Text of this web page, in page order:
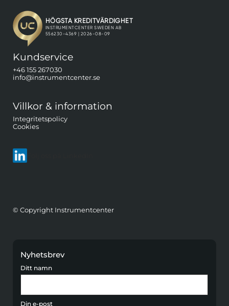
Kundservice
+46 155 267030
info@instrumentcenter.se
Villkor & information
Integritetspolicy
Cookies
© Copyright Instrumentcenter
Nyhetsbrev
Ditt namn
Din e-post